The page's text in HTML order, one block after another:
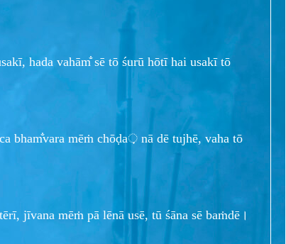
hada vahām̐ sē tō śurū hōtī hai usakī tō
bham̐vara mēṁ chōḍa़ nā dē tujhē, vaha tō
jīvana mēṁ pā lēnā usē, tū śāna sē baṁdē।